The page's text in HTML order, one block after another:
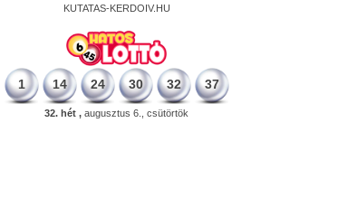
KUTATAS-KERDOIV.HU
1 14 24 30 32 37
32. hét , augusztus 6., csütörtök